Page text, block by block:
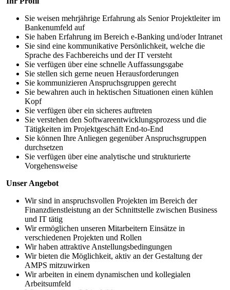
Sie weisen mehrjährige Erfahrung als Senior Projektleiter im
Bankenumfeld auf
Sie haben Erfahrung im Bereich e-Banking und/oder Intranet
Sie sind eine kommunikative Persönlichkeit, welche die
Sprache des Fachbereichs und der IT versteht
Sie verfügen über eine schnelle Auffassungsgabe
Sie stellen sich gerne neuen Herausforderungen
Sie kommunizieren Anspruchsgruppen gerecht
Sie bewahren auch in hektischen Situationen einen kühlen
Kopf
Sie verfügen über ein sicheres auftreten
Sie verstehen den Softwareentwicklungsprozess und die
Tätigkeiten im Projektgeschäft End-to-End
Sie können Ihre Anliegen gegenüber Anspruchsgruppen
durchsetzen
Sie verfügen über eine analytische und strukturierte
Vorgehensweise
Unser Angebot
Wir sind in anspruchsvollen Projekten im Bereich der
Finanzdienstleistung an der Schnittstelle zwischen Business
und IT tätig
Wir ermöglichen unseren Mitarbeitern Einsätze in
verschiedenen Projekten und Rollen
Wir haben attraktive Anstellungsbedingungen
Wir bieten die Möglichkeit, aktiv an der Gestaltung der
AMPS mitzuwirken
Wir arbeiten in einem dynamischen und kollegialen
Arbeitsumfeld